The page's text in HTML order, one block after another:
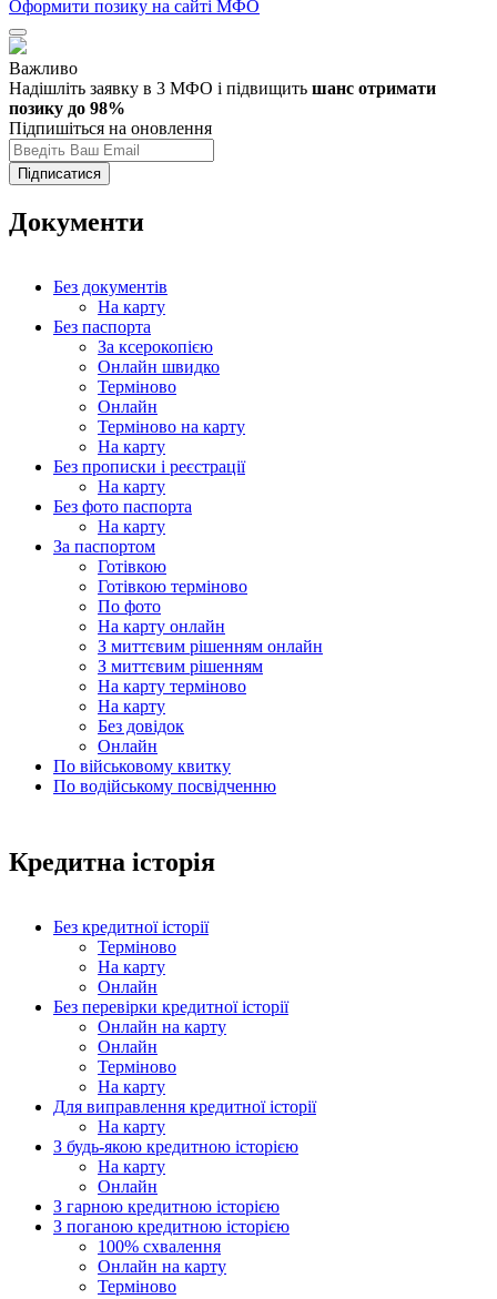
Оформити позику на сайті МФО
Важливо
Надішліть заявку в 3 МФО і підвищить шанс отримати
позику до 98%
Підпишіться на оновлення
Підписатися
Документи
Без документів
На карту
Без паспорта
За ксерокопією
Онлайн швидко
Терміново
Онлайн
Терміново на карту
На карту
Без прописки і реєстрації
На карту
Без фото паспорта
На карту
За паспортом
Готівкою
Готівкою терміново
По фото
На карту онлайн
З миттєвим рішенням онлайн
З миттєвим рішенням
На карту терміново
На карту
Без довідок
Онлайн
По військовому квитку
По водійському посвідченню
Кредитна історія
Без кредитної історії
Терміново
На карту
Онлайн
Без перевірки кредитної історії
Онлайн на карту
Онлайн
Терміново
На карту
Для виправлення кредитної історії
На карту
З будь-якою кредитною історією
На карту
Онлайн
З гарною кредитною історією
З поганою кредитною історією
100% схвалення
Онлайн на карту
Терміново